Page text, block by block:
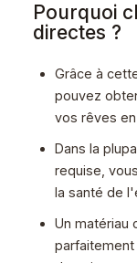
Pourquoi
directes ?
Grâce à
pouvez
vos rêves
Dans la
requise,
la santé de
Un matériau
parfaitement